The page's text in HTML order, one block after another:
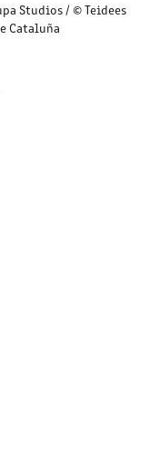
Studios / ©​​​​​​​ Teidees
Cataluña